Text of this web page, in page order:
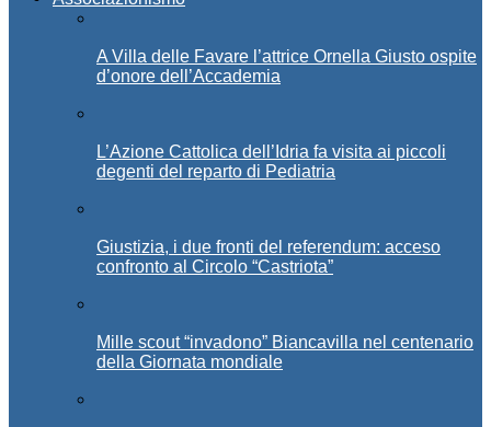
A Villa delle Favare l’attrice Ornella Giusto ospite
d’onore dell’Accademia
L’Azione Cattolica dell’Idria fa visita ai piccoli
degenti del reparto di Pediatria
Giustizia, i due fronti del referendum: acceso
confronto al Circolo “Castriota”
Mille scout “invadono” Biancavilla nel centenario
della Giornata mondiale